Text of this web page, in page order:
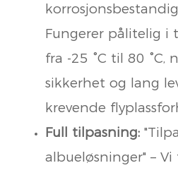
Fungerer pålitelig i
fra -25 °C til 80 °C,
sikkerhet og lang
krevende
Full tilpasning:
albueløsninger" –